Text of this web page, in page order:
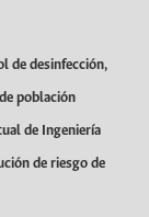
de desinfección,
población
de Ingeniería
de riesgo de